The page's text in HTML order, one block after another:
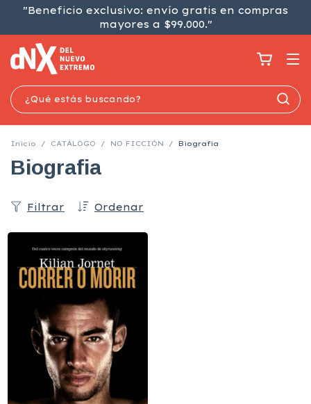
"Beneficio exclusivo: envío gratis en compras
mayores a $99.000."
Inicio / CATÁLOGO / NO FICCIÓN / Biografia
Biografia
Ordenar
Filtrar